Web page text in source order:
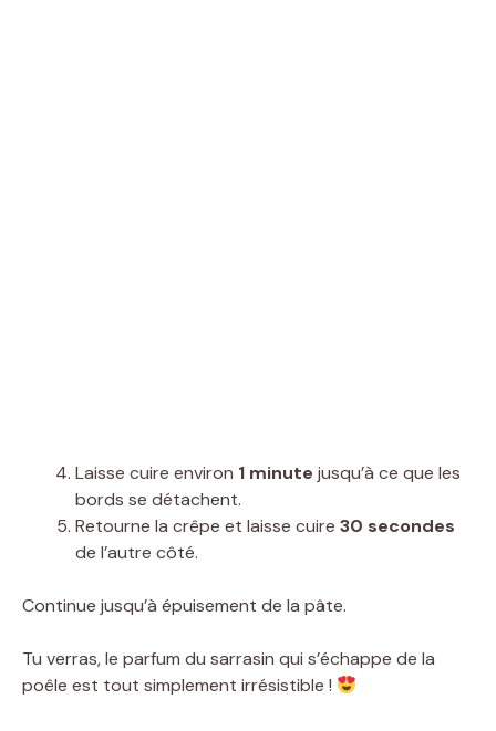
Laisse cuire environ 1 minute jusqu’à ce que les
bords se détachent.
Retourne la crêpe et laisse cuire 30 secondes
de l’autre côté.
Continue jusqu’à épuisement de la pâte.
Tu verras, le parfum du sarrasin qui s’échappe de la
poêle est tout simplement irrésistible !